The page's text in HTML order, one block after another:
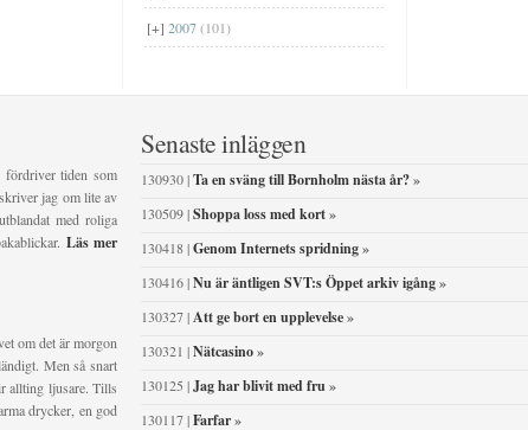
[+] 2007(101)
tiden som
jag om lite av
med roliga
Läs mer
om det är morgon
Men så snart
allting ljusare. Tills
drycker, en god
Senaste inläggen
130930 |Ta en sväng till Bornholm nästa år?»
130509 |Shoppa loss med kort»
130418 |Genom Internets spridning»
130416 |Nu är äntligen SVT:s Öppet arkiv igång»
130327 |Att ge bort en upplevelse»
130321 |Nätcasino»
130125 |Jag har blivit med fru»
130117 |Farfar»